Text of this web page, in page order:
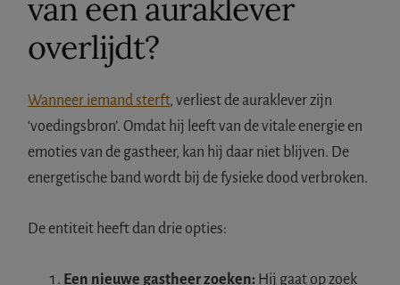
van een auraklever
overlijdt?
Wanneer iemand sterft, verliest de auraklever zijn
‘voedingsbron’. Omdat hij leeft van de vitale energie en
emoties van de gastheer, kan hij daar niet blijven. De
energetische band wordt bij de fysieke dood verbroken.
De entiteit heeft dan drie opties:
Een nieuwe gastheer zoeken: Hij gaat op zoek